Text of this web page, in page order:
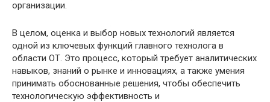
организации.
В целом, оценка и выбор новых технологий является
одной из ключевых функций главного технолога в
области ОТ. Это процесс, который требует аналитических
навыков, знаний о рынке и инновациях, а также умения
принимать обоснованные решения, чтобы обеспечить
технологическую эффективность и